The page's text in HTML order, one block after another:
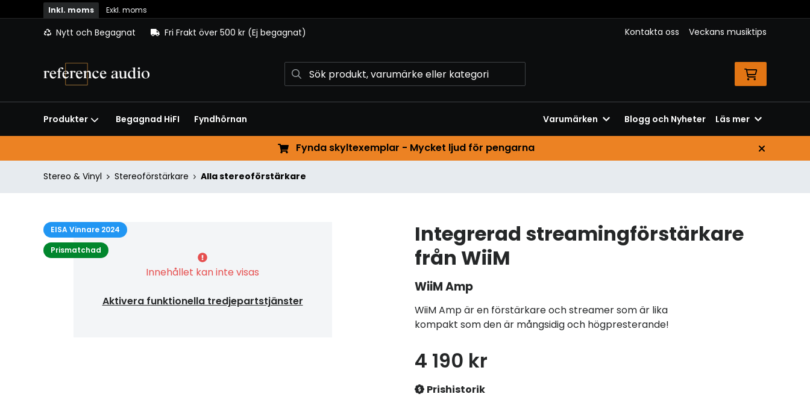
Inkl. moms Exkl. moms
Nytt och Begagnat Fri Frakt över 500 kr (Ej begagnat) Kontakta oss Veckans musiktips
Produkter Begagnad HiFI Fyndhörnan Varumärken Blogg och Nyheter Läs mer
Fynda skyltexemplar - Mycket ljud för pengarna
Stereo & Vinyl Stereoförstärkare Alla stereoförstärkare
EISA Vinnare 2024
Prismatchad
Innehållet kan inte visas
Aktivera funktionella tredjepartstjänster
Integrerad streamingförstärkare
från WiiM
WiiMAmp
WiiM Amp är en förstärkare och streamer som är lika
kompakt som den är mångsidig och högpresterande!
4 190 kr
Prishistorik